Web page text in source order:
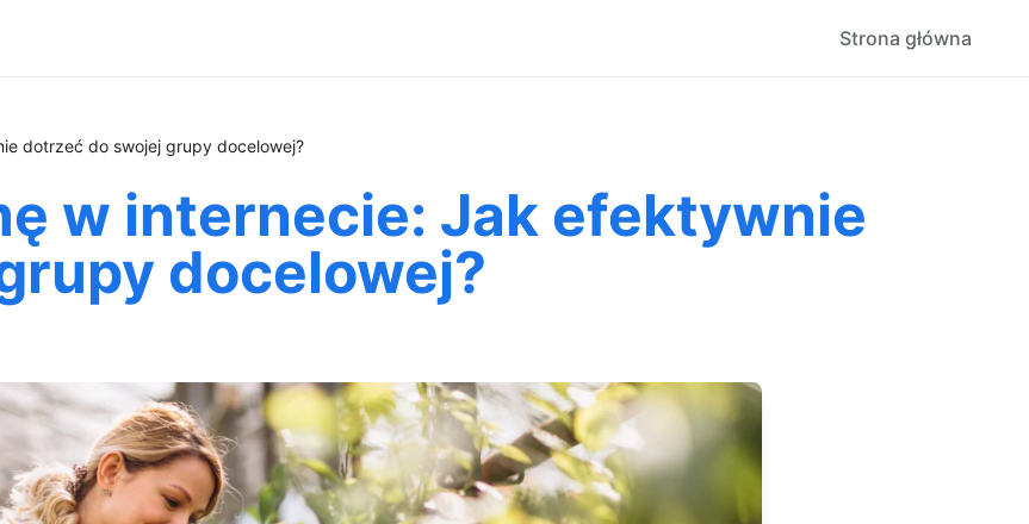
Strona główna
dotrzeć do swojej grupy docelowej?
w internecie: Jak efektywnie
docelowej?